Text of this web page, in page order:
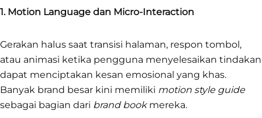
1. Motion Language dan Micro-Interaction
Gerakan halus saat transisi halaman, respon tombol,
atau animasi ketika pengguna menyelesaikan tindakan
dapat menciptakan kesan emosional yang khas.
Banyak brand besar kini memiliki motion style guide
sebagai bagian dari brand bookmereka.